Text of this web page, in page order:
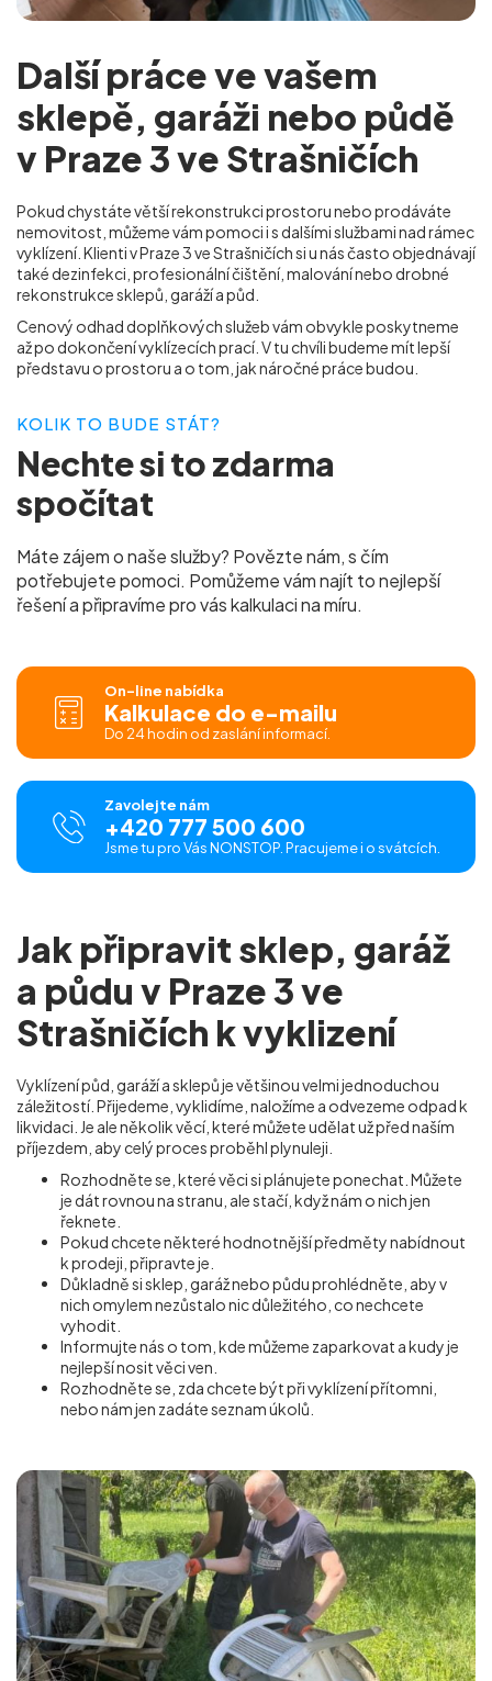
Další práce ve vašem
sklepě, garáži nebo půdě
v Praze 3 ve Strašničích
Pokud chystáte větší rekonstrukci prostoru nebo prodáváte
nemovitost, můžeme vám pomoci i s dalšími službami nad rámec
vyklízení. Klienti v Praze 3 ve Strašničíchsi u nás často objednávají
také dezinfekci, profesionální čištění, malování nebo drobné
rekonstrukce sklepů, garáží a půd.
Cenový odhad doplňkových služeb vám obvykle poskytneme
až po dokončení vyklízecích prací. V tu chvíli budeme mít lepší
představu o prostoru a o tom, jak náročné práce budou.
KOLIK TO BUDE STÁT?
Nechte si tozdarma
spočítat
Máte zájem o naše služby? Povězte nám, s čím
potřebujete pomoci. Pomůžeme vám najít to nejlepší
řešení a připravíme pro váskalkulaci na míru.
On-line nabídka
Kalkulace do e-mailu
Do 24 hodin od zaslání informací.
Zavolejte nám
+420 777 500 600
Jsme tu pro Vás NONSTOP. Pracujeme i o svátcích.
Jak připravit sklep, garáž
a půdu v Praze 3 ve
Strašničích k vyklizení
Vyklízení půd, garáží a sklepů je většinou velmi jednoduchou
záležitostí. Přijedeme, vyklidíme, naložíme a odvezeme odpad k
likvidaci. Je ale několik věcí, které můžete udělat už před naším
příjezdem, aby celý proces proběhl plynuleji.
Rozhodněte se, které věci si plánujete ponechat. Můžete
je dát rovnou na stranu, ale stačí, když nám o nich jen
řeknete.
Pokud chcete některé hodnotnější předměty nabídnout
k prodeji, připravte je.
Důkladně si sklep, garáž nebo půdu prohlédněte, aby v
nich omylem nezůstalo nic důležitého, co nechcete
vyhodit.
Informujte nás o tom, kde můžeme zaparkovat a kudy je
nejlepší nosit věci ven.
Rozhodněte se, zda chcete být při vyklízení přítomni,
nebo nám jen zadáte seznam úkolů.